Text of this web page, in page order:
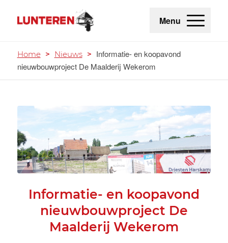
Menu
Home > Nieuws > Informatie- en koopavond
nieuwbouwproject De Maalderij Wekerom
Informatie- en koopavond
nieuwbouwproject De
Maalderij Wekerom